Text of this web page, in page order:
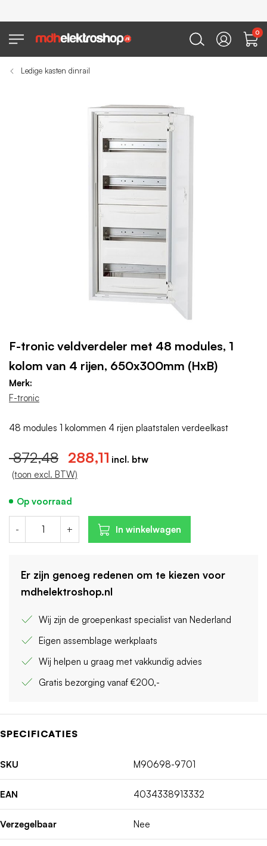
0
Ledige kasten dinrail
F-tronic veldverdeler met 48 modules, 1
kolom van 4 rijen, 650x300mm (HxB)
Merk:
F-tronic
288,11
872,48
(toon excl. BTW)
- + In winkelwagen
Er zijn genoeg redenen om te kiezen voor
mdhelektroshop.nl
Wij zijn de groepenkast specialist van Nederland
Eigen assemblage werkplaats
Wij helpen u graag met vakkundig advies
Gratis bezorging vanaf €200,-
Op voorraad
48 modules 1 kolommen 4 rijen plaatstalen verdeelkast
SPECIFICATIES
SKU M90698-9701
EAN 4034338913332
Verzegelbaar Nee